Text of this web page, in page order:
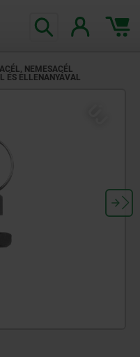
NEMESACÉL
ÉS ELLENANYÁVAL